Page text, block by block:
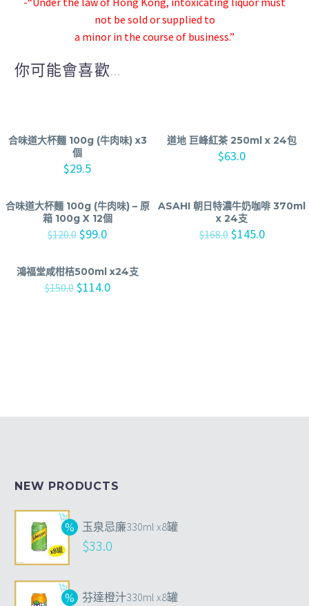
not be sold or supplied to
a minor in the course of business.”
你可能會喜歡...
合味道大杯麵 100g (牛肉味) x3
個
$29.5
道地 巨峰紅茶 250ml x 24包
$63.0
合味道大杯麵 100g (牛肉味) – 原
箱 100g X 12個
$120.0 $99.0
ASAHI 朝日特濃牛奶咖啡 370ml
x 24支
$168.0 $145.0
鴻福堂咸柑桔500ml x24支
$150.0 $114.0
NEW PRODUCTS
玉泉忌廉330ml x8罐
$33.0
芬達橙汁330ml x8罐